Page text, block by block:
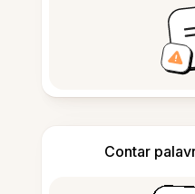
Contar